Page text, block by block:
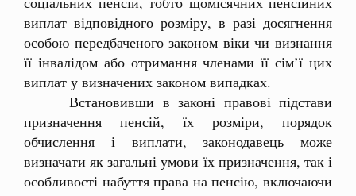
виплат відповідного розміру, в разі досягнення
особою передбаченого законом віки чи визнання
її інвалідом або отримання членами її сім’ї цих
виплат у визначених законом випадках.
Встановивши в законі правові підстави
призначення пенсій, їх розміри, порядок
обчислення і виплати, законодавець може
визначати як загальні умови їх призначення, так і
особливості набуття права на пенсію, включаючи